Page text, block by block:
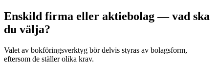
Enskild firma eller aktiebolag — vad ska
du välja?
Valet av bokföringsverktyg bör delvis styras av bolagsform,
eftersom de ställer olika krav.